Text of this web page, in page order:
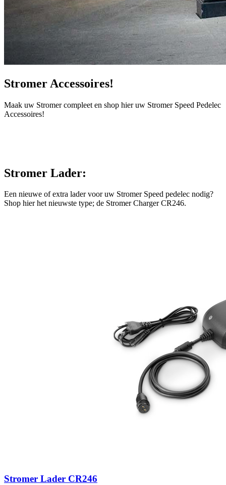
Stromer Accessoires!
Maak uw Stromer compleet en shop hier uw Stromer Speed Pedelec
Accessoires!
Stromer Lader:
Een nieuwe of extra lader voor uw Stromer Speed pedelec nodig?
Shop hier het nieuwste type; de Stromer Charger CR246.
Stromer Lader CR246